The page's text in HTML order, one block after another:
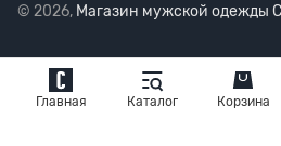
Главная Каталог Корзина
© 2026, Магазин мужской одежды